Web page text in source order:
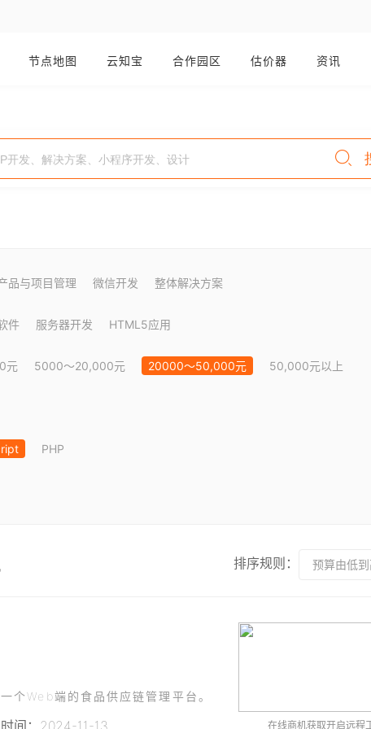
节点地图 云知宝 合作园区 估价器 资讯
品与项目管理 微信开发 整体解决方案
件 服务器开发 HTML5应用
元 5000～20,000元 20000～50,000元 50,000元以上
PHP
排序规则： 预算由低
个Web端的食品供应链管理平台。
间：2024-11-13 在线商机获取开启远程